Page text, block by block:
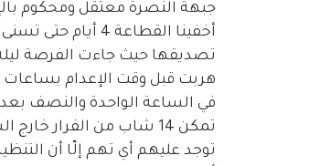
جبهة النصرة معتقل ومحكوم
أخفينا القطاعة
تصديقها حيث جاءت الفرصة
هربت قبل وقت الإعدام بساعات
تمكن 14 شاب من الفرار
توجد عليهم أي تهم إلّا أن